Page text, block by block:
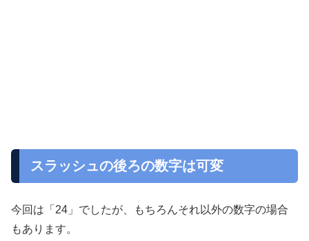
スラッシュの後ろの数字は可変
今回は「24」でしたが、もちろんそれ以外の数字の場合
もあります。